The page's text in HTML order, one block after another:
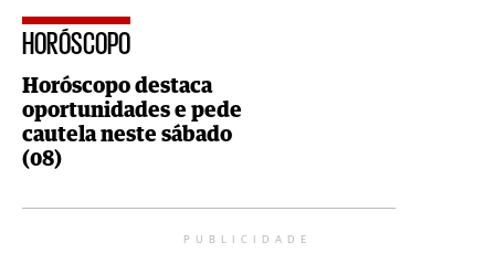
HORÓSCOPO
Horóscopo destaca
oportunidades e pede
cautela neste sábado
(08)
PUBLICIDADE